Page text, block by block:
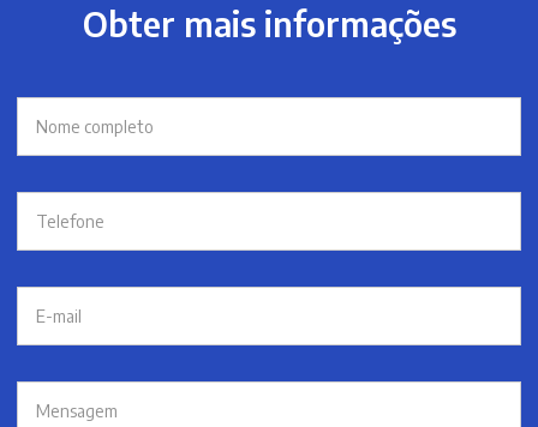
Obter mais informações